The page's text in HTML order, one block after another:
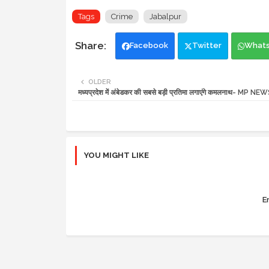
Tags Crime Jabalpur
Facebook Twitter
OLDER
मध्यप्रदेश में अंबेडकर की सबसे बड़ी प्रतिमा लगाएंगे कमलनाथ- MP
YOU MIGHT LIKE